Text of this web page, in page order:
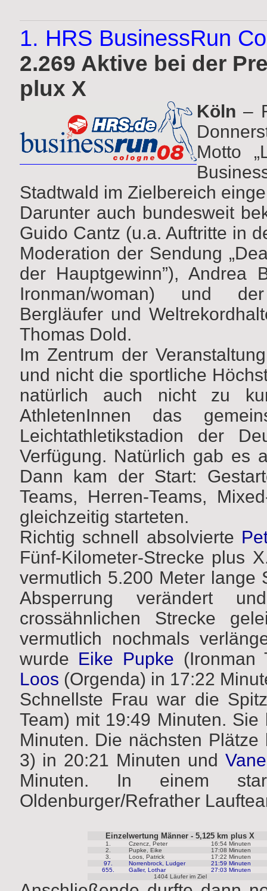
1. HRS BusinessRun
2.269 Aktive bei der
plux X
Köln –
Motto
Stadtwald im Zielbereich
Darunter auch bundesweit
Guido Cantz (u.a. Auftritte in
Moderation der Sendung
der Hauptgewinn”), Andrea
Ironman/woman) und der
Bergläufer und
Thomas Dold.
Im Zentrum der
und nicht die sportliche
natürlich auch nicht zu
AthletenInnen das
Leichtathletikstadion der
Verfügung. Natürlich gab es
Dann kam der Start:
Teams, Herren-Teams,
gleichzeitig starteten.
Richtig schnell absolvierte
Fünf-Kilometer-Strecke plus
vermutlich 5.200 Meter lange
Absperrung verändert
crossähnlichen Strecke
vermutlich nochmals
wurde Eike Pupke
Loos (Orgenda) in 17:22
Schnellste Frau war die
Team) mit 19:49 Minuten.
Minuten. Die nächsten
3) in 20:21 Minuten und
Minuten. In einem
Oldenburger/Refrather
Einzelwertung Männer - 5,125 km plus X
1. Czencz, Peter
16:54 Minuten
2.
Pupke, Eike
17:08 Minuten
3.
Loos, Patrick
17:22 Minuten
97.
Norrenbrock, Ludger
21:59 Minuten
655.
Galler, Lothar
27:03 Minuten
1404 Läufer im Ziel